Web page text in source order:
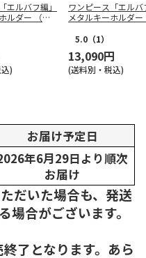
エルバフ編」
ルダー （全1
)
ワンピース「エルバ
メタルキーホルダー
5.0 （1）
13,090円
(送料別・税込)
お届け予定日
年6月29日より順次
お届け
だいた場合も、発送
場合がございます。
了となります。あら